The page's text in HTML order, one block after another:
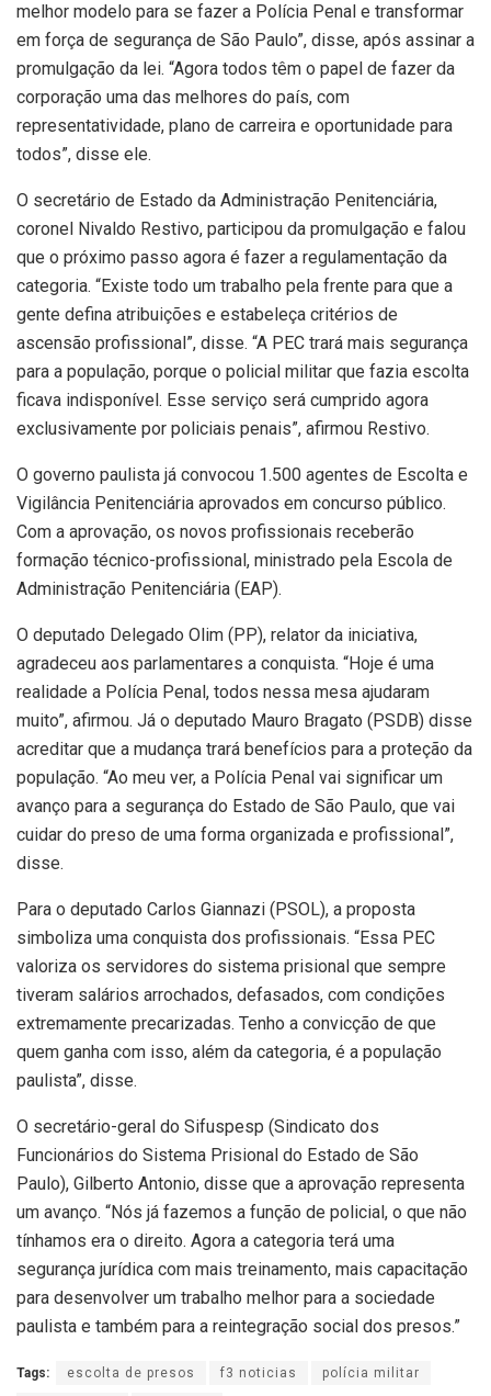
melhor modelo para se fazer a Polícia Penal e transformar
em força de segurança de São Paulo”, disse, após assinar a
promulgação da lei. “Agora todos têm o papel de fazer da
corporação uma das melhores do país, com
representatividade, plano de carreira e oportunidade para
todos”, disse ele.
O secretário de Estado da Administração Penitenciária,
coronel Nivaldo Restivo, participou da promulgação e falou
que o próximo passo agora é fazer a regulamentação da
categoria. “Existe todo um trabalho pela frente para que a
gente defina atribuições e estabeleça critérios de
ascensão profissional”, disse. “A PEC trará mais segurança
para a população, porque o policial militar que fazia escolta
ficava indisponível. Esse serviço será cumprido agora
exclusivamente por policiais penais”, afirmou Restivo.
O governo paulista já convocou 1.500 agentes de Escolta e
Vigilância Penitenciária aprovados em concurso público.
Com a aprovação, os novos profissionais receberão
formação técnico-profissional, ministrado pela Escola de
Administração Penitenciária (EAP).
O deputado Delegado Olim (PP), relator da iniciativa,
agradeceu aos parlamentares a conquista. “Hoje é uma
realidade a Polícia Penal, todos nessa mesa ajudaram
muito”, afirmou. Já o deputado Mauro Bragato (PSDB) disse
acreditar que a mudança trará benefícios para a proteção da
população. “Ao meu ver, a Polícia Penal vai significar um
avanço para a segurança do Estado de São Paulo, que vai
cuidar do preso de uma forma organizada e profissional”,
disse.
Para o deputado Carlos Giannazi (PSOL), a proposta
simboliza uma conquista dos profissionais. “Essa PEC
valoriza os servidores do sistema prisional que sempre
tiveram salários arrochados, defasados, com condições
extremamente precarizadas. Tenho a convicção de que
quem ganha com isso, além da categoria, é a população
paulista”, disse.
O secretário-geral do Sifuspesp (Sindicato dos
Funcionários do Sistema Prisional do Estado de São
Paulo), Gilberto Antonio, disse que a aprovação representa
um avanço. “Nós já fazemos a função de policial, o que não
tínhamos era o direito. Agora a categoria terá uma
segurança jurídica com mais treinamento, mais capacitação
para desenvolver um trabalho melhor para a sociedade
paulista e também para a reintegração social dos presos.”
Tags: escolta de presos f3 noticias polícia militar